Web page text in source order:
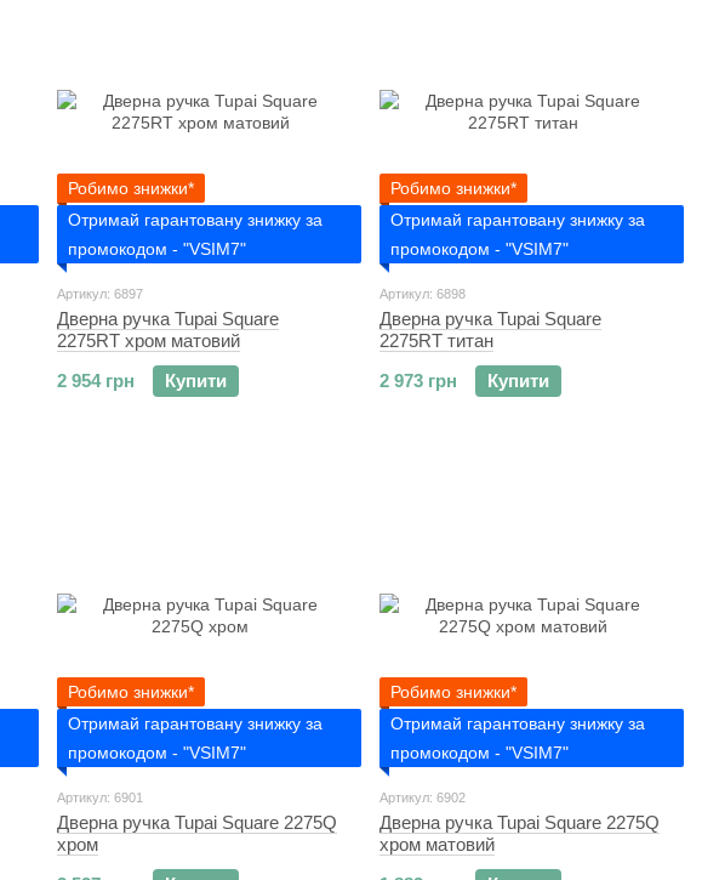
Робимо знижки*
Отримай гарантовану знижку за
промокодом - "VSIM7"
Артикул: 6897
Дверна ручка Tupai Square
2275RT хром матовий
2 954 грн
Купити
Робимо знижки*
Отримай гарантовану знижку за
промокодом - "VSIM7"
Артикул: 6898
Дверна ручка Tupai Square
2275RT титан
2 973 грн
Купити
Робимо знижки*
Отримай гарантовану знижку за
промокодом - "VSIM7"
Артикул: 6901
Дверна ручка Tupai Square 2275Q
хром
Робимо знижки*
Отримай гарантовану знижку за
промокодом - "VSIM7"
Артикул: 6902
Дверна ручка Tupai Square 2275Q
хром матовий